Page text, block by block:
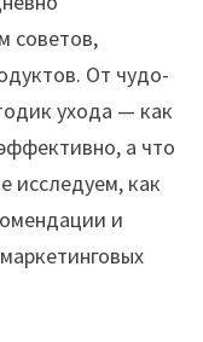
советов,
От чудо-
ухода — как
а что
исследуем, как
и